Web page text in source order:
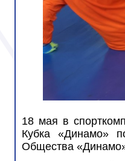
18 мая в
Кубка «Динамо»
Общества